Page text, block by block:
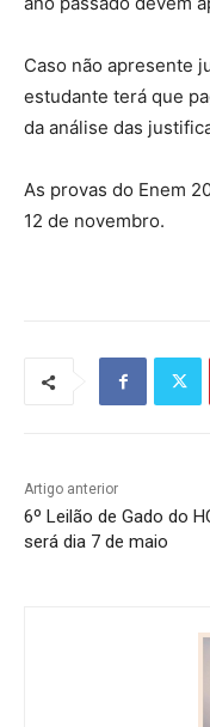
Caso não apresente
estudante terá que
da análise das
As provas do Enem
12 de novembro.
Artigo anterior
6º Leilão de Gado do
será dia 7 de maio